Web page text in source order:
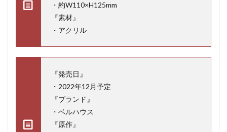
・約W110×H125mm
『素材』
・アクリル
『発売日』
・2022年12月予定
『ブランド』
・ベルハウス
『原作』